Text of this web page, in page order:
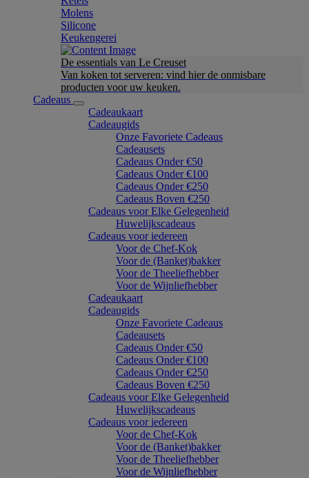
Molens
Silicone
Keukengerei
De essentials van Le Creuset
Van koken tot serveren: vind hier de onmisbare
producten voor uw keuken.
Cadeaus
Cadeaukaart
Cadeaugids
Onze Favoriete Cadeaus
Cadeausets
Cadeaus Onder €50
Cadeaus Onder €100
Cadeaus Onder €250
Cadeaus Boven €250
Cadeaus voor Elke Gelegenheid
Huwelijkscadeaus
Cadeaus voor iedereen
Voor de Chef-Kok
Voor de (Banket)bakker
Voor de Theeliefhebber
Voor de Wijnliefhebber
Cadeaukaart
Cadeaugids
Onze Favoriete Cadeaus
Cadeausets
Cadeaus Onder €50
Cadeaus Onder €100
Cadeaus Onder €250
Cadeaus Boven €250
Cadeaus voor Elke Gelegenheid
Huwelijkscadeaus
Cadeaus voor iedereen
Voor de Chef-Kok
Voor de (Banket)bakker
Voor de Theeliefhebber
Voor de Wijnliefhebber